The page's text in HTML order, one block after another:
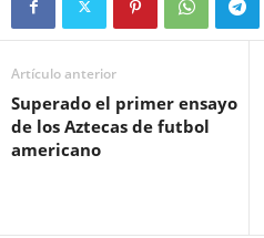
Artículo anterior
Superado el primer ensayo
de los Aztecas de futbol
americano